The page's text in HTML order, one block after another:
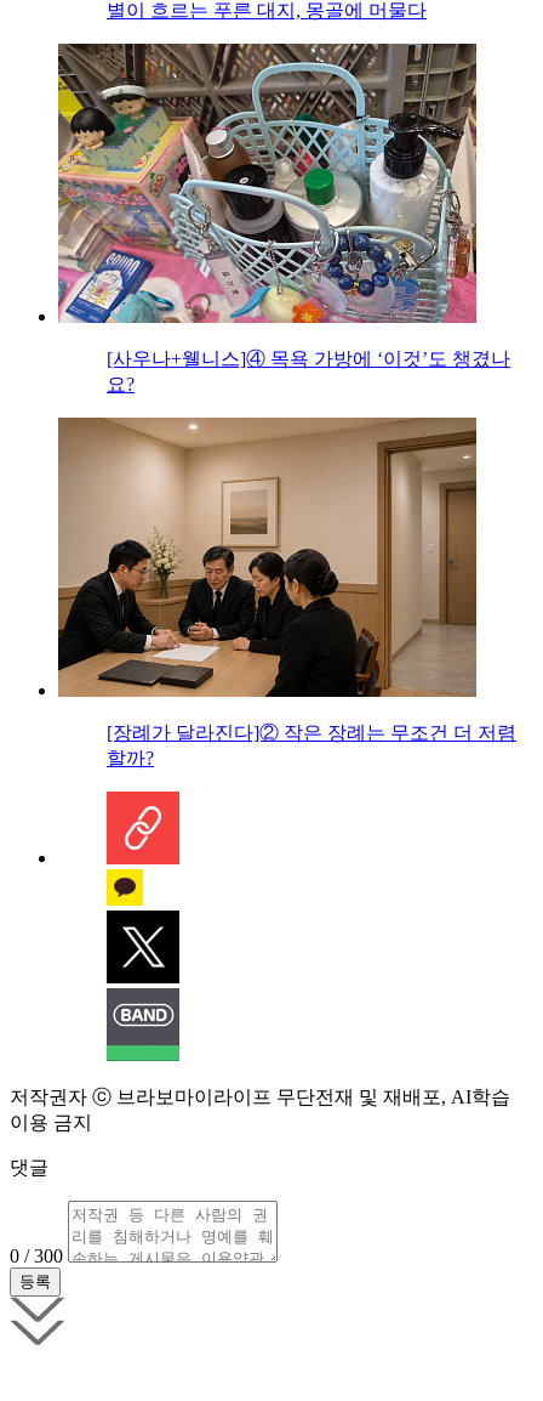
별이 흐르는 푸른 대지, 몽골에 머물다
[사우나+웰니스]④ 목욕 가방에 ‘이것’도 챙겼나
요?
[장례가 달라진다]② 작은 장례는 무조건 더 저렴
할까?
저작권자 ⓒ 브라보마이라이프 무단전재 및 재배포, AI학습
이용 금지
댓글
0 / 300